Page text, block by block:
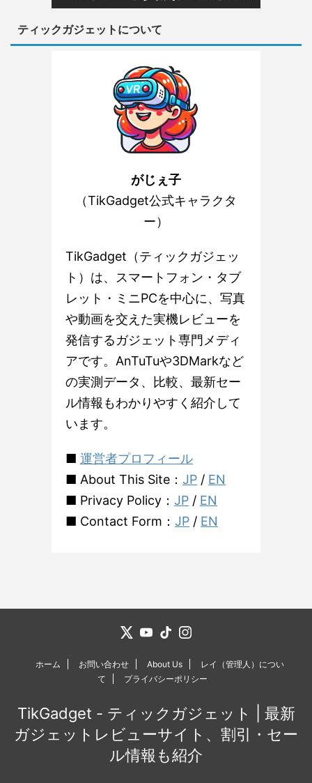
ティックガジェットについて
がじぇ子
（TikGadget公式キャラクタ
ー）
TikGadget（ティックガジェッ
ト）は、スマートフォン・タブ
レット・ミニPCを中心に、写真
や動画を交えた実機レビューを
発信するガジェット専門メディ
アです。AnTuTuや3DMarkなど
の実測データ、比較、最新セー
ル情報もわかりやすく紹介して
います。
■ 運営者プロフィール
■ About This Site： JP / EN
■ Privacy Policy： JP / EN
■ Contact Form： JP / EN
ホーム お問い合わせ About Us
レイ（管理人）につい
て
プライバシーポリシー
TikGadget - ティックガジェット | 最新
ガジェットレビューサイト、割引・セー
ル情報も紹介